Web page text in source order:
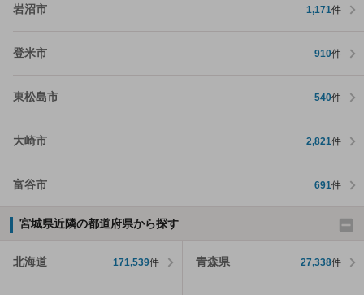
岩沼市 1,171件
登米市 910件
東松島市 540件
大崎市 2,821件
富谷市 691件
宮城県近隣の都道府県から探す
北海道 171,539件 青森県 27,338件